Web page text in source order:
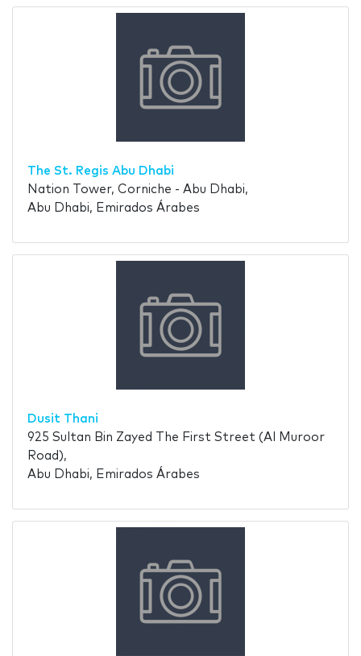
The St. Regis Abu Dhabi
Nation Tower, Corniche - Abu Dhabi,
Abu Dhabi, Emirados Árabes
Dusit Thani
925 Sultan Bin Zayed The First Street (Al Muroor
Road),
Abu Dhabi, Emirados Árabes